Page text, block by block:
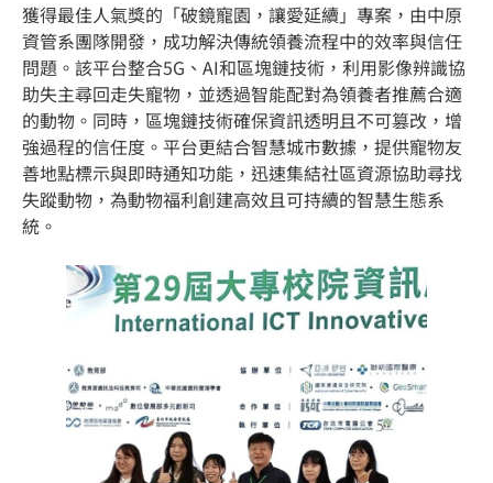
獲得最佳人氣獎的「破鏡寵園，讓愛延續」專案，由中原
資管系團隊開發，成功解決傳統領養流程中的效率與信任
問題。該平台整合5G、AI和區塊鏈技術，利用影像辨識協
助失主尋回走失寵物，並透過智能配對為領養者推薦合適
的動物。同時，區塊鏈技術確保資訊透明且不可篡改，增
強過程的信任度。平台更結合智慧城市數據，提供寵物友
善地點標示與即時通知功能，迅速集結社區資源協助尋找
失蹤動物，為動物福利創建高效且可持續的智慧生態系
統。